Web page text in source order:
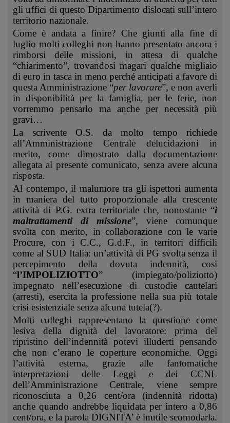
gli uffici di questo Dipartimento dislocati sull’intero
territorio nazionale.
Come è andata a finire? Che giunti alla fine di
luglio molti colleghi non hanno presentato ancora i
rimborsi delle missioni, in attesa di qualche
“chiarimento”, trovandosi magari qualche migliaio
di euro in tasca in meno perché anticipati a favore di
questa Amministrazione “per lavorare”, e non averli
in disponibilità per la famiglia, per le ferie, non
vorremmo pensarlo ma anche per necessità più
gravi…
La scrivente O.S. da molto tempo richiede
all’Amministrazione Centrale delucidazioni in
merito, come dimostrato dalla documentazione
allegata al presente comunicato, senza avere alcuna
risposta.
Al contempo, il malumore tra gli ispettori aumenta
in maniera del tutto proporzionale alla crescente
attività di P.G. extra territoriale che, nonostante “i
maltrattamenti di missione”, viene comunque
svolta con merito, in collaborazione con le varie
Procure, con i C.C., G.d.F., in territori difficili
come al SUD Italia: un’attività di PG svolta senza il
percepimento della dovuta indennità, cosi
“l’IMPOLIZIOTTO” (impiegato/poliziotto)
impegnato nell’esecuzione di custodie cautelari
(arresti), esercita la professione nella sua più totale
crisi esistenziale senza alcuna tutela(?).
Molti colleghi rappresentano la questione come
lesiva della dignità del lavoratore: prima del
ripristino dell’indennità potevi illuderti pensando
che non c’erano le coperture economiche. Oggi
l’attività esterna, grazie alle fantomatiche
interpretazioni delle Leggi e dei CCNL
dell’Amministrazione Centrale, viene sempre
riconosciuta a 0,26 cent/ora (indennità ridotta)
anche quando andrebbe liquidata per intero a 0,86
cent/ora, e la parola DIGNITA’ è inutile scomodarla.